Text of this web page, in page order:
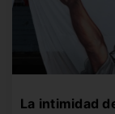
La intimidad